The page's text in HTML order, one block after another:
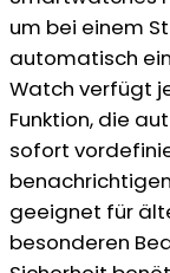
um bei einem
automatisch
Watch verfügt
Funktion, die
sofort
geeignet für
besonderen